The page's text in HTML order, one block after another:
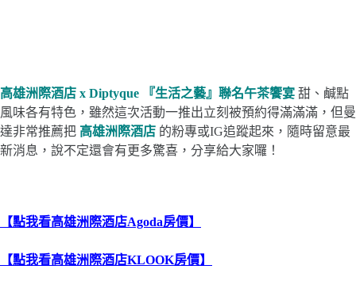
高雄洲際酒店 x Diptyque 『生活之藝』聯名午茶饗宴 甜、鹹點
風味各有特色，雖然這次活動一推出立刻被預約得滿滿滿，但曼
達非常推薦把 高雄洲際酒店 的粉專或IG追蹤起來，隨時留意最
新消息，說不定還會有更多驚喜，分享給大家囉！
【點我看高雄洲際酒店Agoda房價】
【點我看高雄洲際酒店KLOOK房價】